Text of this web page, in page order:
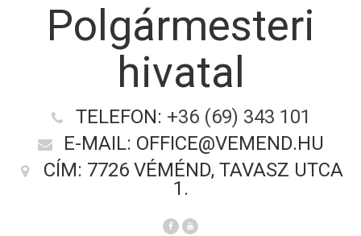
Polgármesteri
hivatal
TELEFON: +36 (69) 343 101
E-MAIL: OFFICE@VEMEND.HU
CÍM: 7726 VÉMÉND, TAVASZ UTCA
1.